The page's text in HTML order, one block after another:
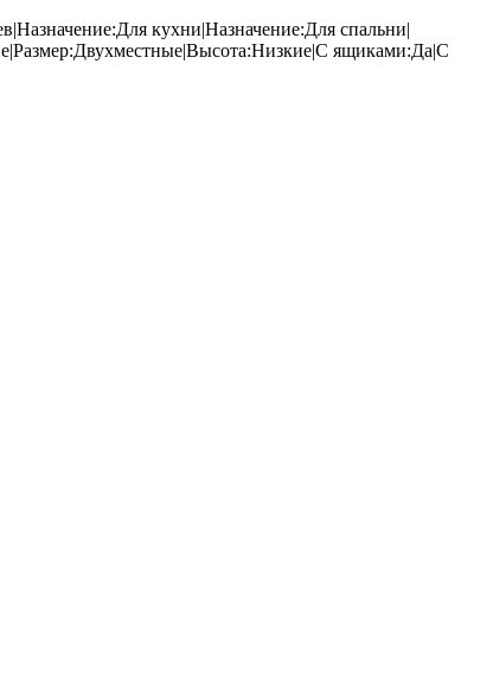
кухни|Назначение:Для спальни|
ящиками:Да|С